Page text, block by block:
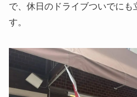
で、休日のドライブついでにも
す。